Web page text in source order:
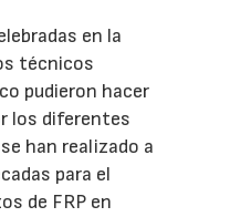
en la
técnicos
pudieron hacer
los diferentes
han realizado a
para el
de FRP en